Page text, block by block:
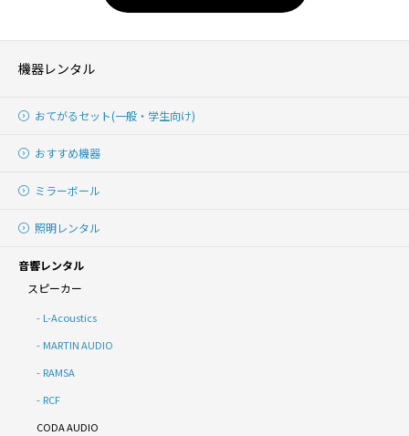
機器レンタル
おてがるセット(一般・学生向け)
おすすめ機器
ミラーボール
照明レンタル
音響レンタル
スピーカー
L-Acoustics
MARTIN AUDIO
RAMSA
RCF
CODA AUDIO